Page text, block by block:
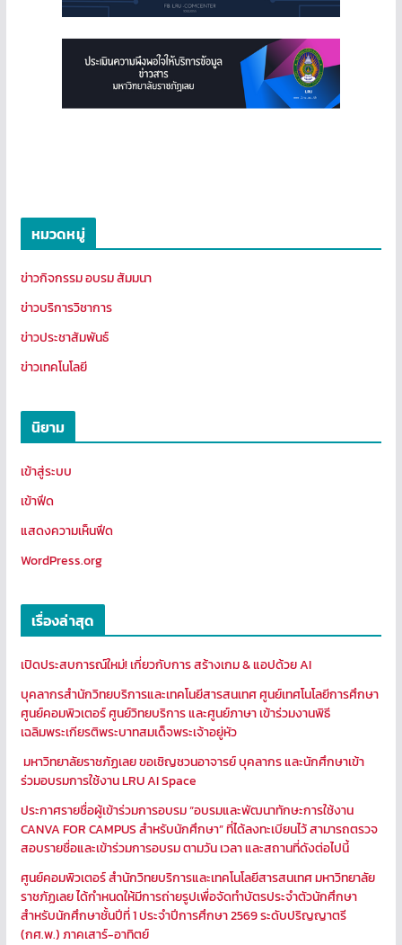
หมวดหมู่
ข่าวกิจกรรม อบรม สัมมนา
ข่าวบริการวิชาการ
ข่าวประชาสัมพันธ์
ข่าวเทคโนโลยี
นิยาม
เข้าสู่ระบบ
เข้าฟีด
แสดงความเห็นฟีด
WordPress.org
เรื่องล่าสุด
เปิดประสบการณ์ใหม่! เกี่ยวกับการ สร้างเกม & แอปด้วย AI
บุคลากรสำนักวิทยบริการและเทคโนยีสารสนเทศ ศูนย์เทศโนโลยีการศึกษา
ศูนย์คอมพิวเตอร์ ศูนย์วิทยบริการ และศูนย์ภาษา เข้าร่วมงานพิธี
เฉลิมพระเกียรติพระบาทสมเด็จพระเจ้าอยู่หัว
มหาวิทยาลัยราชภัฏเลย ขอเชิญชวนอาจารย์ บุคลากร และนักศึกษาเข้า
ร่วมอบรมการใช้งาน LRU AI Space
ประกาศรายชื่อผู้เข้าร่วมการอบรม “อบรมและพัฒนาทักษะการใช้งาน
CANVA FOR CAMPUS สำหรับนักศึกษา” ที่ได้ลงทะเบียนไว้ สามารถตรวจ
สอบรายชื่อและเข้าร่วมการอบรม ตามวัน เวลา และสถานที่ดังต่อไปนี้
ศูนย์คอมพิวเตอร์ สำนักวิทยบริการและเทคโนโลยีสารสนเทศ มหาวิทยาลัย
ราชภัฏเลย ได้กำหนดให้มีการถ่ายรูปเพื่อจัดทำบัตรประจำตัวนักศึกษา
สำหรับนักศึกษาชั้นปีที่ 1 ประจำปีการศึกษา 2569 ระดับปริญญาตรี
(กศ.พ.) ภาคเสาร์-อาทิตย์